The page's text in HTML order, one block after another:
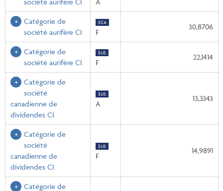
société aurifère CI A
Catégorie de
société aurifère CI
$CA
F
30,8706
Catégorie de
société aurifère CI
$US
F
22,1414
Catégorie de
société
canadienne de
dividendes CI
$US
A
13,3343
Catégorie de
société
canadienne de
dividendes CI
$US
F
14,9891
Catégorie de